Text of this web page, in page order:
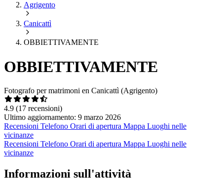
Agrigento
Canicattì
OBBIETTIVAMENTE
OBBIETTIVAMENTE
Fotografo per matrimoni en Canicattì (Agrigento)
4.9 (17 recensioni)
Ultimo aggiornamento: 9 marzo 2026
Recensioni Telefono Orari di apertura Mappa Luoghi nelle
vicinanze
Recensioni Telefono Orari di apertura Mappa Luoghi nelle
vicinanze
Informazioni sull'attività